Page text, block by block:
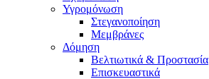
Υγρομόνωση
Στεγανοποίηση
Μεμβράνες
Δόμηση
Βελτιωτικά & Προστασία
Επισκευαστικά